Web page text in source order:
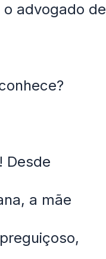
advogado de
Desde
a mãe